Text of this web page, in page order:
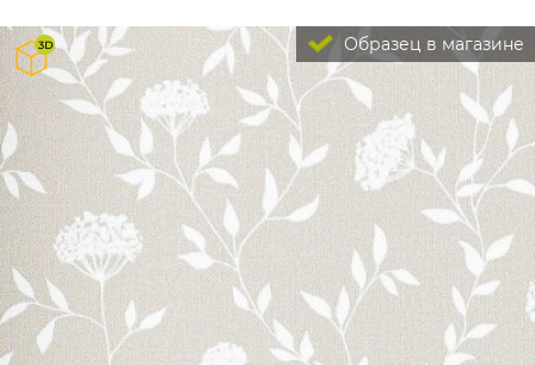
Образец в магазине